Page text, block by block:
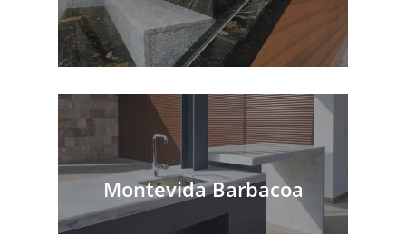
Montevida Barbacoa